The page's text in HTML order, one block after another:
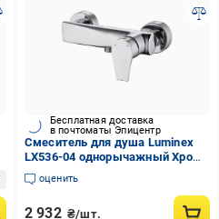
Бесплатная доставка
в почтоматы Эпицентр
Смеситель для душа Luminex
LX536-04 однорычажный Хром
(EA-LX536-04)
оценить
2 932 ₴/шт.